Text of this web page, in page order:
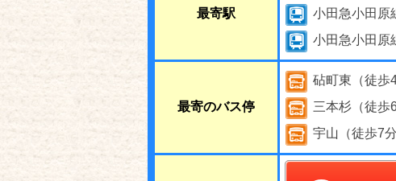
最寄駅
小田急小田原
小田急小田原
最寄のバス停
砧町東（徒歩4
三本杉（徒歩6
宇山（徒歩7分